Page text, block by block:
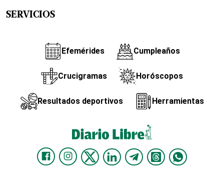
SERVICIOS
Efemérides Cumpleaños
Crucigramas Horóscopos
Resultados deportivos Herramientas